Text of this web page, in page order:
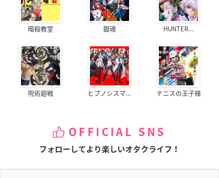
暗殺教室 銀魂 HUNTER...
呪術廻戦 ヒプノシスマ... テニスの王子様
OFFICIAL SNS
フォローしてより楽しいオタクライフ！